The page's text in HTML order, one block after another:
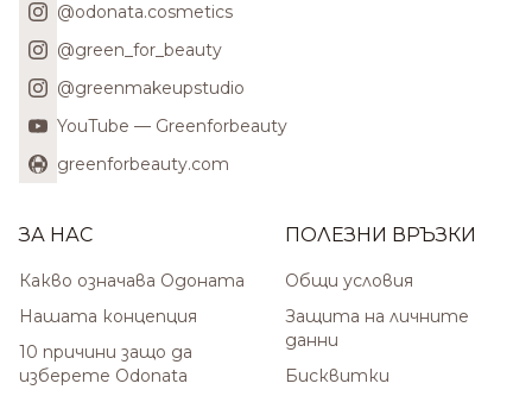
@odonata.cosmetics
@green_for_beauty
@greenmakeupstudio
YouTube — Greenforbeauty
greenforbeauty.com
ЗА НАС
Какво означава Одоната
Нашата концепция
10 причини защо да
изберете Odonata
ПОЛЕЗНИ ВРЪЗКИ
Общи условия
Защита на личните
данни
Бисквитки